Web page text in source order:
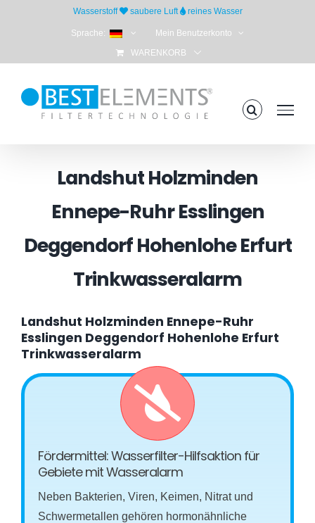
Wasserstoff saubere Luft reines Wasser
Sprache: Mein Benutzerkonto
WARENKORB
Landshut Holzminden
Ennepe-Ruhr Esslingen
Deggendorf Hohenlohe Erfurt
Trinkwasseralarm
Landshut Holzminden Ennepe-Ruhr
Esslingen Deggendorf Hohenlohe Erfurt
Trinkwasseralarm
Fördermittel: Wasserfilter-Hilfsaktion für
Gebiete mit Wasseralarm
Neben Bakterien, Viren, Keimen, Nitrat und
Schwermetallen gehören hormonähnliche